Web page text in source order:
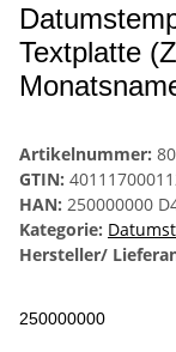
Textplatte
Artikelnummer:
GTIN:
HAN: 250000000
Kategorie:
Hersteller/
250000000